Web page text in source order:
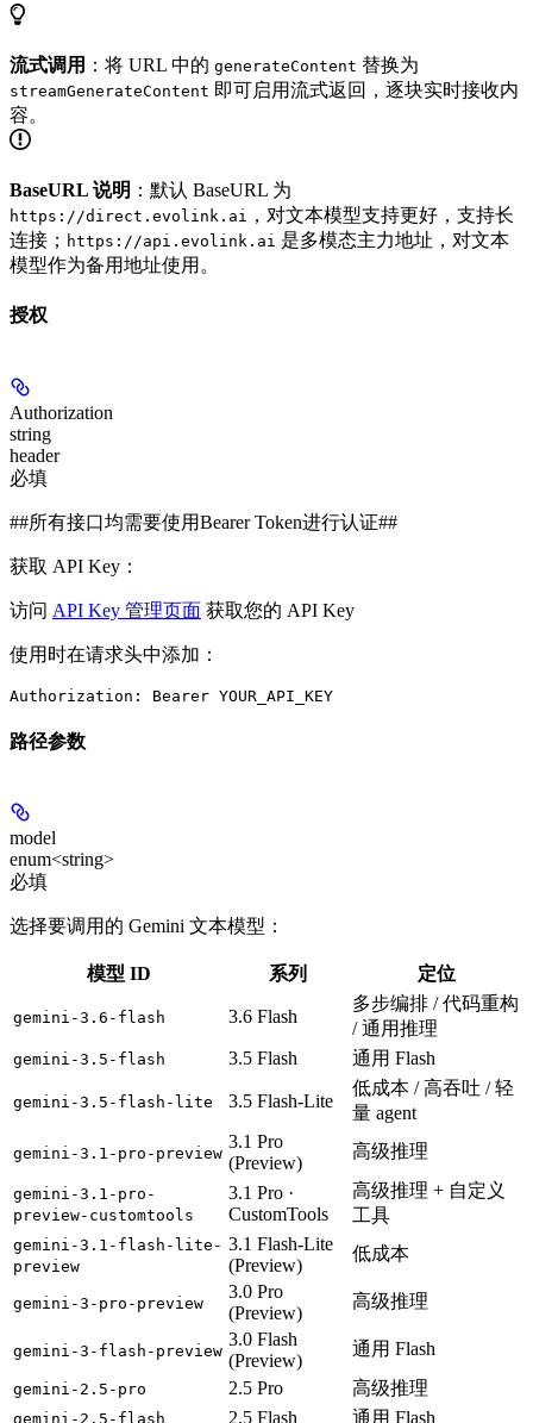
流式调用 ：将 URL 中的 generateContent 替换为
streamGenerateContent 即可启用流式返回，逐块实时接收内
容。
BaseURL 说明 ：默认 BaseURL 为
https://direct.evolink.ai ，对文本模型支持更好，支持长
连接； https://api.evolink.ai 是多模态主力地址，对文本
模型作为备用地址使用。
授权
Authorization
string
header
必填
##所有接口均需要使用Bearer Token进行认证##
获取 API Key：
访问 API Key 管理页面 获取您的 API Key
使用时在请求头中添加：
Authorization: Bearer YOUR_API_KEY
路径参数
model
enum<string>
必填
选择要调用的 Gemini 文本模型：
模型 ID 系列 定位
gemini-3.6-flash 3.6 Flash
多步编排 / 代码重构
/ 通用推理
gemini-3.5-flash 3.5 Flash 通用 Flash
gemini-3.5-flash-lite 3.5 Flash-Lite
低成本 / 高吞吐 / 轻
量 agent
gemini-3.1-pro-preview
3.1 Pro
(Preview)
高级推理
gemini-3.1-pro-
preview-customtools
3.1 Pro ·
CustomTools
高级推理 + 自定义
工具
gemini-3.1-flash-lite-
preview
3.1 Flash-Lite
(Preview)
低成本
gemini-3-pro-preview
3.0 Pro
(Preview)
高级推理
gemini-3-flash-preview
3.0 Flash
(Preview)
通用 Flash
gemini-2.5-pro 2.5 Pro 高级推理
gemini-2.5-flash 2.5 Flash 通用 Flash